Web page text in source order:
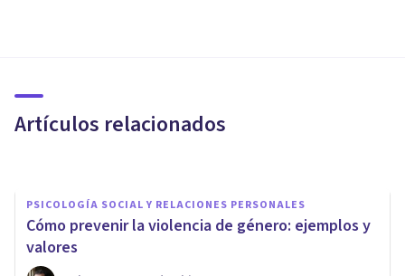
Artículos relacionados
guerras y la violencia
PSICOLOGÍA SOCIAL Y RELACIONES PERSONALES
Cómo prevenir la violencia de género: ejemplos y
valores